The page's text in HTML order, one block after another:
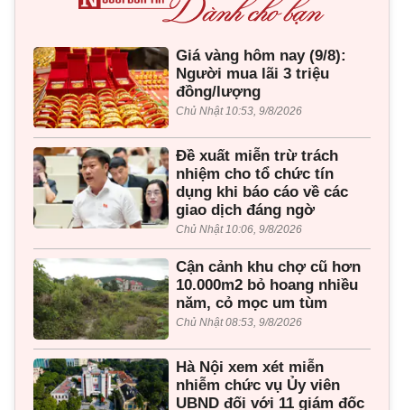
Giá vàng hôm nay (9/8):
Người mua lãi 3 triệu
đồng/lượng
Chủ Nhật 10:53, 9/8/2026
Đề xuất miễn trừ trách
nhiệm cho tổ chức tín
dụng khi báo cáo về các
giao dịch đáng ngờ
Chủ Nhật 10:06, 9/8/2026
Cận cảnh khu chợ cũ hơn
10.000m2 bỏ hoang nhiều
năm, cỏ mọc um tùm
Chủ Nhật 08:53, 9/8/2026
Hà Nội xem xét miễn
nhiễm chức vụ Ủy viên
UBND đối với 11 giám đốc